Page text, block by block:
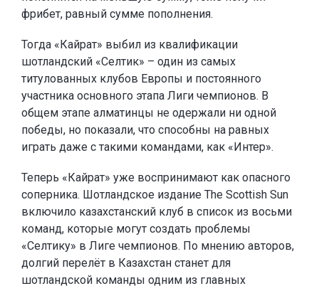
фрибет, равный сумме пополнения.
Тогда «Кайрат» выбил из квалификации
шотландский «Селтик» – один из самых
титулованных клубов Европы и постоянного
участника основного этапа Лиги чемпионов. В
общем этапе алматинцы не одержали ни одной
победы, но показали, что способны на равных
играть даже с такими командами, как «Интер».
Теперь «Кайрат» уже воспринимают как опасного
соперника. Шотландское издание The Scottish Sun
включило казахстанский клуб в список из восьми
команд, которые могут создать проблемы
«Селтику» в Лиге чемпионов. По мнению авторов,
долгий перелёт в Казахстан станет для
шотландской команды одним из главных